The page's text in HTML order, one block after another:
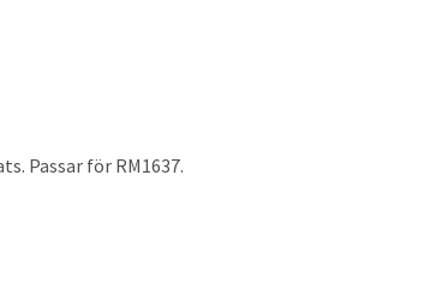
Passar för RM1637.